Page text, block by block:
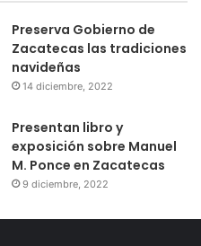
Preserva Gobierno de
Zacatecas las tradiciones
navideñas
14 diciembre, 2022
Presentan libro y
exposición sobre Manuel
M. Ponce en Zacatecas
9 diciembre, 2022